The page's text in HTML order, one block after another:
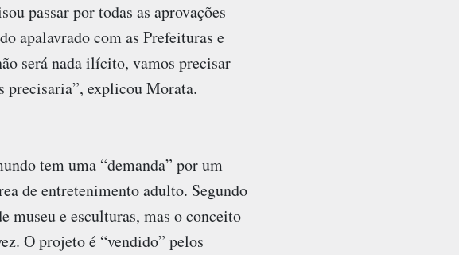
passar por todas as aprovações
apalavrado com as Prefeituras e
será nada ilícito, vamos precisar
precisaria”, explicou Morata.
tem uma “demanda” por um
de entretenimento adulto. Segundo
museu e esculturas, mas o conceito
O projeto é “vendido” pelos